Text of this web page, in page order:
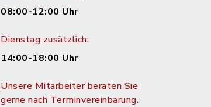
08:00-12:00 Uhr
Dienstag zusätzlich:
14:00-18:00 Uhr
Unsere Mitarbeiter beraten Sie
gerne nach Terminvereinbarung.